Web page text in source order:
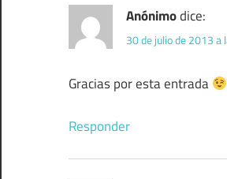
Anónimodice:
30 de julio de 2013 a
Gracias por esta entrada
Responder